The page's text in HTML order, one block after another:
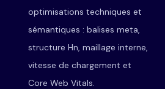
optimisations techniques et
sémantiques : balises meta,
structure Hn, maillage interne,
vitesse de chargement et
Core Web Vitals.